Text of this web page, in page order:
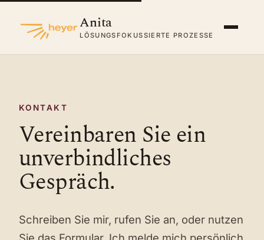
Anita
LÖSUNGSFOKUSSIERTE PROZESSE
KONTAKT
Vereinbaren Sie ein
unverbindliches
Gespräch.
Schreiben Sie mir, rufen Sie an, oder nutzen